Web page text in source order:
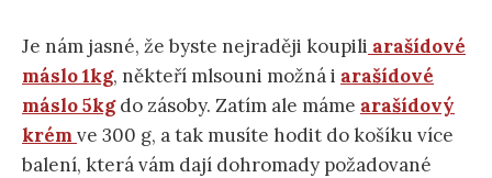
Je nám jasné, že byste nejraději koupili arašídové
máslo 1kg, někteří mlsouni možná i arašídové
máslo 5kg do zásoby. Zatím ale máme arašídový
krém ve 300 g, a tak musíte hodit do košíku více
balení, která vám dají dohromady požadované